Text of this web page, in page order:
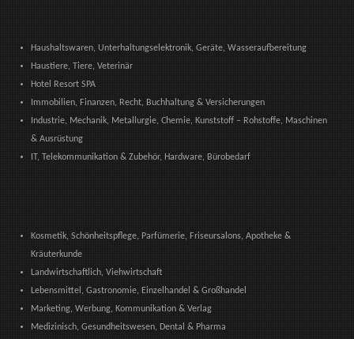
Haushaltswaren, Unterhaltungselektronik, Geräte, Wasseraufbereitung
Haustiere, Tiere, Veterinär
Hotel Resort SPA
Immobilien, Finanzen, Recht, Buchhaltung & Versicherungen
Industrie, Mechanik, Metallurgie, Chemie, Kunststoff – Rohstoffe, Maschinen
& Ausrüstung
IT, Telekommunikation & Zubehör, Hardware, Bürobedarf
Kosmetik, Schönheitspflege, Parfümerie, Friseursalons, Apotheke &
Kräuterkunde
Landwirtschaftlich, Viehwirtschaft
Lebensmittel, Gastronomie, Einzelhandel & Großhandel
Marketing, Werbung, Kommunikation & Verlag
Medizinisch, Gesundheitswesen, Dental & Pharma